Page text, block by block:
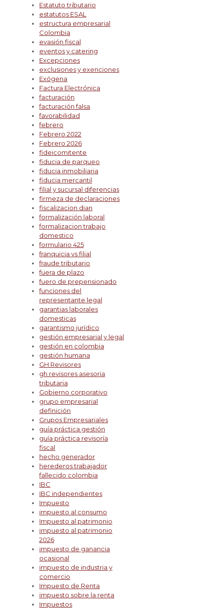
Estatuto tributario
estatutos ESAL
estructura empresarial
Colombia
evasión fiscal
eventos y catering
Excepciones
exclusiones y exenciones
Exógena
Factura Electrónica
facturación
facturación falsa
favorabilidad
febrero
Febrero 2022
Febrero 2026
fideicomitente
fiducia de parqueo
fiducia inmobiliaria
fiducia mercantil
filial y sucursal diferencias
firmeza de declaraciones
fiscalizacion dian
formalización laboral
formalizacion trabajo
domestico
formulario 425
franquicia vs filial
fraude tributario
fuera de plazo
fuero de prepensionado
funciones del
representante legal
garantias laborales
domesticas
garantismo jurídico
gestión empresarial y legal
gestión en colombia
gestión humana
GH Revisores
gh revisores asesoria
tributaria
Gobierno corporativo
grupo empresarial
definición
Grupos Empresariales
guía práctica gestión
guía práctica revisoría
fiscal
hecho generador
herederos trabajador
fallecido colombia
IBC
IBC independientes
Impuesto
impuesto al consumo
Impuesto al patrimonio
impuesto al patrimonio
2026
impuesto de ganancia
ocasional
impuesto de industria y
comercio
Impuesto de Renta
impuesto sobre la renta
Impuestos